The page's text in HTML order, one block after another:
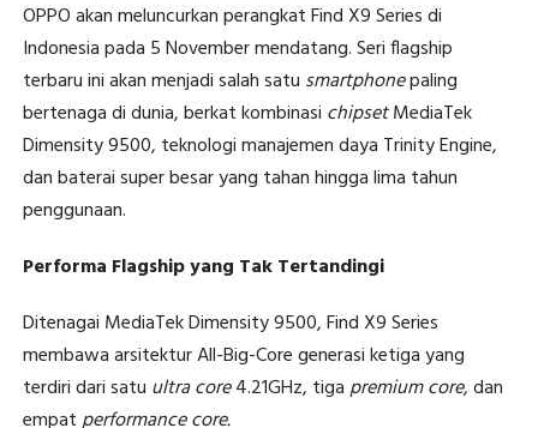
OPPO akan meluncurkan perangkat Find X9 Series di
Indonesia pada 5 November mendatang. Seri flagship
terbaru ini akan menjadi salah satu smartphonepaling
bertenaga di dunia, berkat kombinasi chipsetMediaTek
Dimensity 9500, teknologi manajemen daya Trinity Engine,
dan baterai super besar yang tahan hingga lima tahun
penggunaan.
Performa Flagship yang Tak Tertandingi
Ditenagai MediaTek Dimensity 9500, Find X9 Series
membawa arsitektur All-Big-Core generasi ketiga yang
terdiri dari satu ultra core4.21GHz, tigapremium core, dan
empatperformance core.